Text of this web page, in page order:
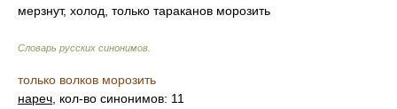
мерзнут, холод, только тараканов морозить
Словарь русских синонимов
только волков морозить
нареч , кол-во синонимов: 11